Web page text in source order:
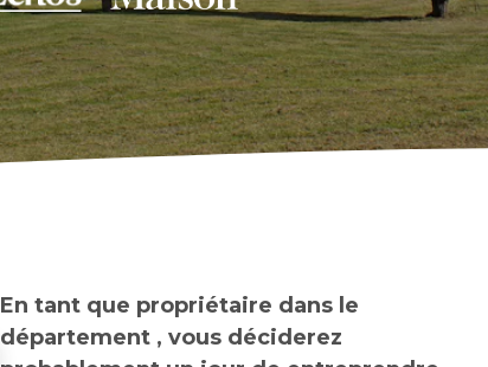
En tant que propriétaire dans le
département , vous déciderez